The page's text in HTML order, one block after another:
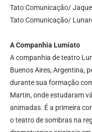
Tato Comunicação/
Tato Comunicação/
A Companhia Lumiato
A companhia de teatro
Buenos Aires, Argentina,
durante sua formação
Martin, onde estudaram
animadas. É a primeira
o teatro de sombras na